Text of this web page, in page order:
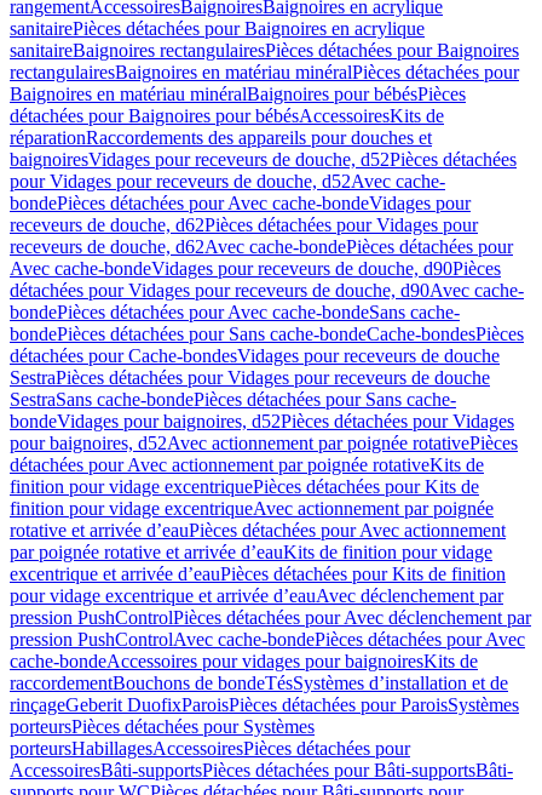
rangementAccessoiresBaignoiresBaignoires en acrylique
sanitairePièces détachées pour Baignoires en acrylique
sanitaireBaignoires rectangulairesPièces détachées pour Baignoires
rectangulairesBaignoires en matériau minéralPièces détachées pour
Baignoires en matériau minéralBaignoires pour bébésPièces
détachées pour Baignoires pour bébésAccessoiresKits de
réparationRaccordements des appareils pour douches et
baignoiresVidages pour receveurs de douche, d52Pièces détachées
pour Vidages pour receveurs de douche, d52Avec cache-
bondePièces détachées pour Avec cache-bondeVidages pour
receveurs de douche, d62Pièces détachées pour Vidages pour
receveurs de douche, d62Avec cache-bondePièces détachées pour
Avec cache-bondeVidages pour receveurs de douche, d90Pièces
détachées pour Vidages pour receveurs de douche, d90Avec cache-
bondePièces détachées pour Avec cache-bondeSans cache-
bondePièces détachées pour Sans cache-bondeCache-bondesPièces
détachées pour Cache-bondesVidages pour receveurs de douche
SestraPièces détachées pour Vidages pour receveurs de douche
SestraSans cache-bondePièces détachées pour Sans cache-
bondeVidages pour baignoires, d52Pièces détachées pour Vidages
pour baignoires, d52Avec actionnement par poignée rotativePièces
détachées pour Avec actionnement par poignée rotativeKits de
finition pour vidage excentriquePièces détachées pour Kits de
finition pour vidage excentriqueAvec actionnement par poignée
rotative et arrivée d’eauPièces détachées pour Avec actionnement
par poignée rotative et arrivée d’eauKits de finition pour vidage
excentrique et arrivée d’eauPièces détachées pour Kits de finition
pour vidage excentrique et arrivée d’eauAvec déclenchement par
pression PushControlPièces détachées pour Avec déclenchement par
pression PushControlAvec cache-bondePièces détachées pour Avec
cache-bondeAccessoires pour vidages pour baignoiresKits de
raccordementBouchons de bondeTésSystèmes d’installation et de
rinçageGeberit DuofixParoisPièces détachées pour ParoisSystèmes
porteursPièces détachées pour Systèmes
porteursHabillagesAccessoiresPièces détachées pour
AccessoiresBâti-supportsPièces détachées pour Bâti-supportsBâti-